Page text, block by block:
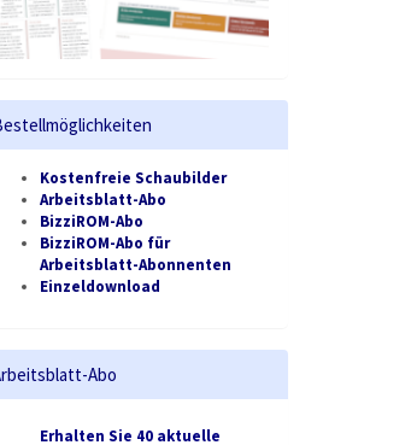
Kostenfreie Schaubilder
Arbeitsblatt-Abo
BizziROM-Abo
BizziROM-Abo für
Arbeitsblatt-Abonnenten
Einzeldownload
Abo
Erhalten Sie 40 aktuelle